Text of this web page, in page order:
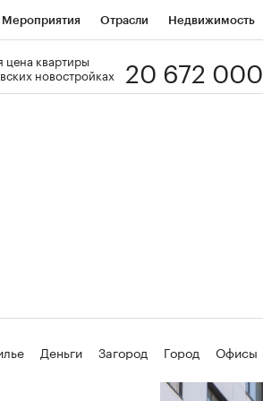
Мероприятия Отрасли Недвижимость
РБК Образование
цена квартиры
новостройках
20 672 000
Деньги Загород Город Офисы